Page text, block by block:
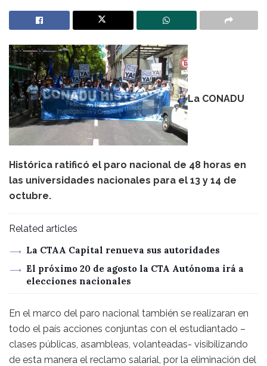
La CONADU
Histórica ratificó el paro nacional de 48 horas en
las universidades nacionales para el 13 y 14 de
octubre.
Related articles
La CTAA Capital renueva sus autoridades
El próximo 20 de agosto la CTA Autónoma irá a
elecciones nacionales
En el marco del paro nacional también se realizaran en
todo el país acciones conjuntas con el estudiantado –
clases públicas, asambleas, volanteadas- visibilizando
de esta manera el reclamo salarial, por la eliminación del